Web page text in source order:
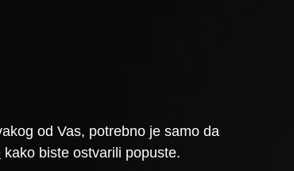
od Vas, potrebno je samo da
kako biste ostvarili popuste.